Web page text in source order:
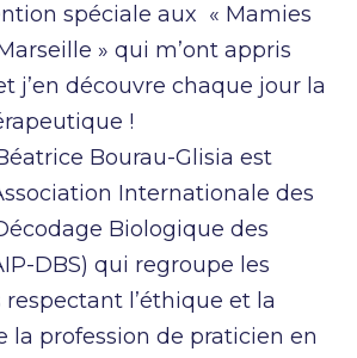
spéciale aux « Mamies
» qui m’ont appris
j’en découvre chaque jour la
!
Bourau-Glisia est
Internationale des
Biologique des
DBS) qui regroupe les
l’éthique et la
la profession de praticien en